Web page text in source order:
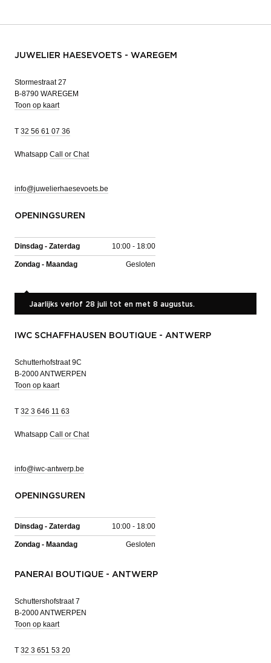
JUWELIER HAESEVOETS - WAREGEM
Stormestraat 27
B-8790 WAREGEM
Toon op kaart
T 32 56 61 07 36
Whatsapp Call or Chat
info@juwelierhaesevoets.be
OPENINGSUREN
Dinsdag - Zaterdag 10:00 - 18:00
Zondag - Maandag Gesloten
Jaarlijks verlof 28 juli tot en met 8 augustus.
IWC SCHAFFHAUSEN BOUTIQUE - ANTWERP
Schutterhofstraat 9C
B-2000 ANTWERPEN
Toon op kaart
T 32 3 646 11 63
Whatsapp Call or Chat
info@iwc-antwerp.be
OPENINGSUREN
Dinsdag - Zaterdag 10:00 - 18:00
Zondag - Maandag Gesloten
PANERAI BOUTIQUE - ANTWERP
Schuttershofstraat 7
B-2000 ANTWERPEN
Toon op kaart
T 32 3 651 53 20